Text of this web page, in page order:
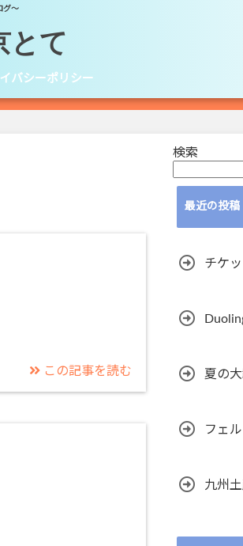
グ～
とて
バシーポリシー
この記事を読む
検索
最近の投稿
チケ
夏の
フェ
九州